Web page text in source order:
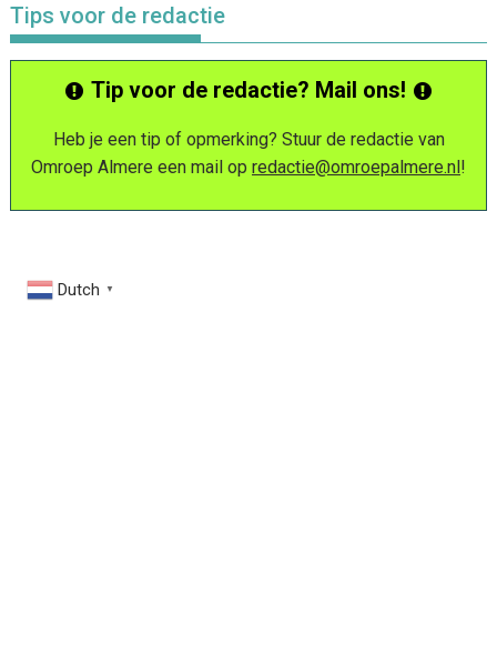
Tips voor de redactie
Tip voor de redactie? Mail ons!
Heb je een tip of opmerking? Stuur de redactie van
Omroep Almere een mail op redactie@omroepalmere.nl!
Dutch ▼